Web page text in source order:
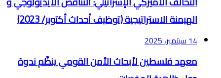
الهيمنة الاستراتيجية (توظيف أحداث أكتوبر/ 2023)
14 سبتمبر، 2025
معهد فلسطين لأبحاث الأمن القومي ينظّم ندوة